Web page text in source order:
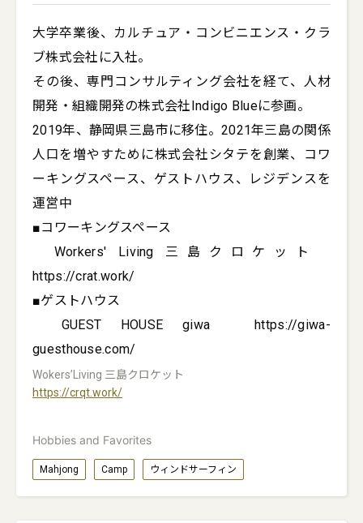
大学卒業後、カルチュア・コンビニエンス・クラ
ブ株式会社に入社。
その後、専門コンサルティング会社を経て、人材
開発・組織開発の株式会社Indigo Blueに参画。
2019年、静岡県三島市に移住。2021年三島の関係
人口を増やすために株式会社シタテを創業、コワ
ーキングスペース、ゲストハウス、レジデンスを
運営中
■コワーキングスペース
Workers' Living 三島クロケット
https://crat.work/
■ゲストハウス
GUEST HOUSE giwa　https://giwa-
Wokers’Living 三島クロケット
https://crqt.work/
Hobbies and Favorites
Mahjong Camp ウィンドサーフィン